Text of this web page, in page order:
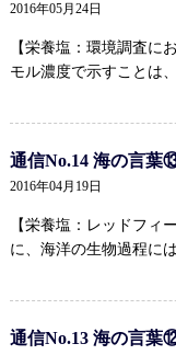
2016年05月24日
【栄養塩：環境調査に
モル濃度で示すことは
通信No.14 海の言葉
2016年04月19日
【栄養塩：レッドフィ
に、海洋の生物過程に
通信No.13 海の言葉